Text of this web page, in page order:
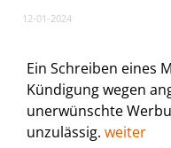
12-01-2024
Ein Schreiben eines
Kündigung wegen
unerwünschte
unzulässig. weiter